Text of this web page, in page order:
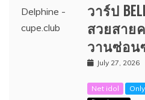
วาร์ป
สวยสาย
วานซ่อ
July 27, 2026
Net idol